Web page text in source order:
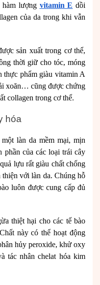
lượng vitamin E dồi
của da trong khi vẫn
sản xuất trong cơ thể,
thời giữ cho tóc, móng
thực phẩm giàu vitamin A
xoăn… cũng được chứng
collagen trong cơ thể.
hóa
làn da mềm mại, mịn
phần của các loại trái cây
lựu rất giàu chất chống
với làn da. Chúng hỗ
luôn được cung cấp đủ
thiệt hại cho các tế bào
này có thể hoạt động
hủy peroxide, khử oxy
tác nhân chelat hóa kim